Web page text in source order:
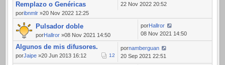
Remplazo o Genéricas
poribnmlr »20 Nov 2022 12:25
22 Nov 2022 20:52
Pulsador doble
porHallror »08 Nov 2021 14:50
porHallror
08 Nov 2021 14:50
Algunos de mis difusores.
porJaipe »20 Jun 2013 16:12 12
pornamberguan
20 Sep 2021 22:51